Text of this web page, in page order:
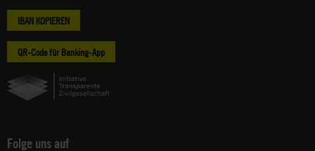
IBAN KOPIEREN
QR-Code für Banking-App
Folge uns auf